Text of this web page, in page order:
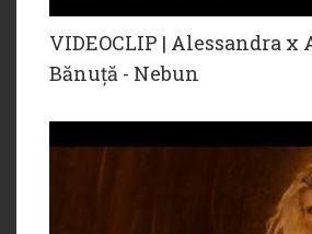
VIDEOCLIP | Alessandra x
Bănuță - Nebun